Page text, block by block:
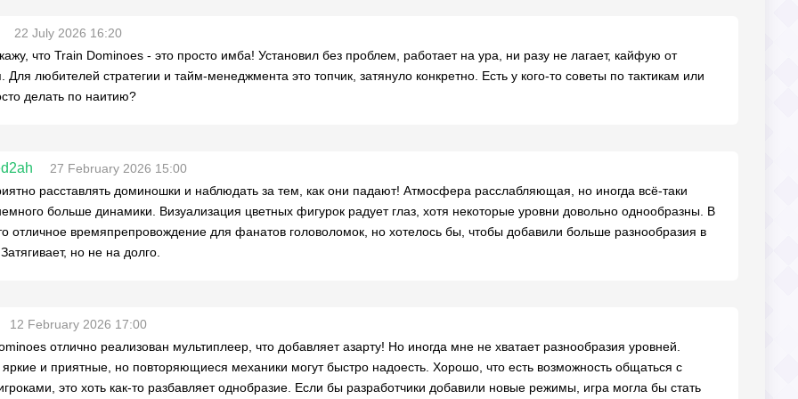
22 July 2026 16:20
что Train Dominoes - это просто имба! Установил без проблем, работает на ура, ни разу не лагает, кайфую от
Для любителей стратегии и тайм-менеджмента это топчик, затянуло конкретно. Есть у кого-то советы по тактикам или
делать по наитию?
27 February 2026 15:00
расставлять доминошки и наблюдать за тем, как они падают! Атмосфера расслабляющая, но иногда всё-таки
больше динамики. Визуализация цветных фигурок радует глаз, хотя некоторые уровни довольно однообразны. В
отличное времяпрепровождение для фанатов головоломок, но хотелось бы, чтобы добавили больше разнообразия в
но не на долго.
12 February 2026 17:00
отлично реализован мультиплеер, что добавляет азарту! Но иногда мне не хватает разнообразия уровней.
яркие и приятные, но повторяющиеся механики могут быстро надоесть. Хорошо, что есть возможность общаться с
это хоть как-то разбавляет однобразие. Если бы разработчики добавили новые режимы, игра могла бы стать